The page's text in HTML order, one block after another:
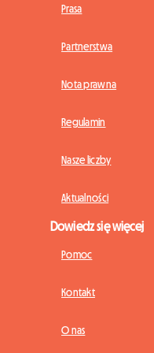
Prasa
Partnerstwa
Nota prawna
Regulamin
Nasze liczby
Aktualności
Dowiedz się więcej
Pomoc
Kontakt
O nas